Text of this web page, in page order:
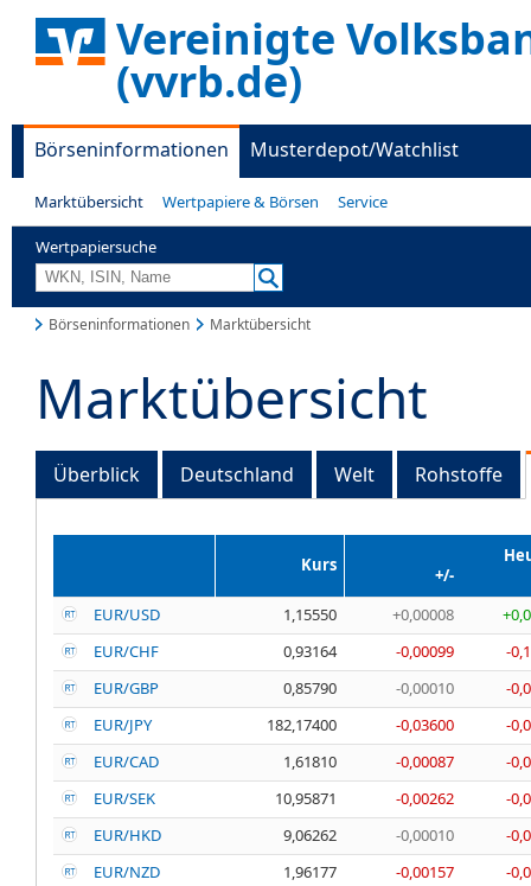
Vereinigte
(vvrb.de)
Börseninformationen Musterdepot/Watchlist
Marktübersicht Wertpapiere & Börsen Service
Wertpapiersuche
Börseninformationen Marktübersicht
Marktübersicht
Überblick Deutschland Welt Rohstoffe
Kurs
+/-
EUR/USD
1,15550 +0,00008
EUR/CHF
0,93164 -0,00099
-
EUR/GBP
0,85790 -0,00010
-
EUR/JPY
182,17400 -0,03600
-
EUR/CAD
1,61810 -0,00087
-
EUR/SEK
10,95871 -0,00262
-
EUR/HKD
9,06262 -0,00010
-
EUR/NZD
1,96177 -0,00157
-